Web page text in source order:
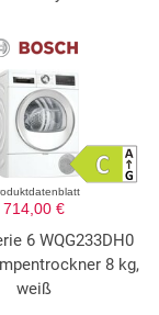
714,00 €
6 WQG233DH0
8 kg,
weiß